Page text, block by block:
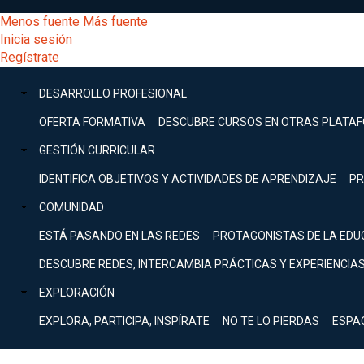
al
contenido
principal
[Educarchile
Escritorio]
Menú
entrar
a
mi
Menos fuente Más fuente
Inicia sesión
Regístrate
Menú
principal
DESARROLLO PROFESIONAL
OFERTA FORMATIVA DESCUBRE CURSOS EN OTRAS
GESTIÓN CURRICULAR
IDENTIFICA OBJETIVOS Y ACTIVIDADES DE APRENDIZAJE
COMUNIDAD
ESTÁ PASANDO EN LAS REDES PROTAGONISTAS DE LA
DESCUBRE REDES, INTERCAMBIA PRÁCTICAS Y EXPERIENCIAS
EXPLORACIÓN
EXPLORA, PARTICIPA, INSPÍRATE NO TE LO PIERDAS
Buscar
Menú
principal
DESARROLLO
Expand
GESTIÓN
Expand
COMUNIDAD
Expand
EXPLORACIÓN
[Educarchile